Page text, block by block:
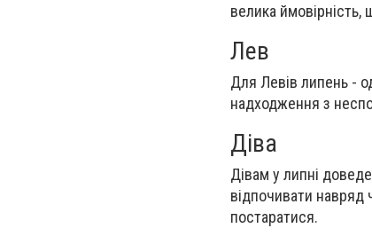
велика
Лев
Для Левів липень -
надходження з
Діва
Дівам у липні
відпочивати навряд
постаратися.